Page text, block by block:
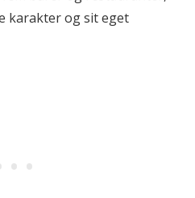
karakter og sit eget